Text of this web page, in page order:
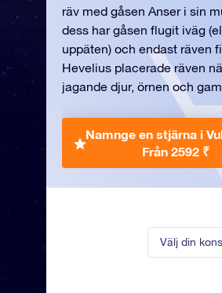
Välj din
räv med gåsen Anser i sin
dess har gåsen flugit iväg
uppäten) och endast räven
Hevelius placerade räven
jagande djur, örnen och
Namnge en stjärna i
Från 2592 ₹